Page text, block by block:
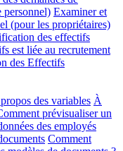
personnel) Examiner et
(pour les propriétaires)
des effectifs
est liée au recrutement
des Effectifs
des variables À
prévisualiser un
des employés
Comment